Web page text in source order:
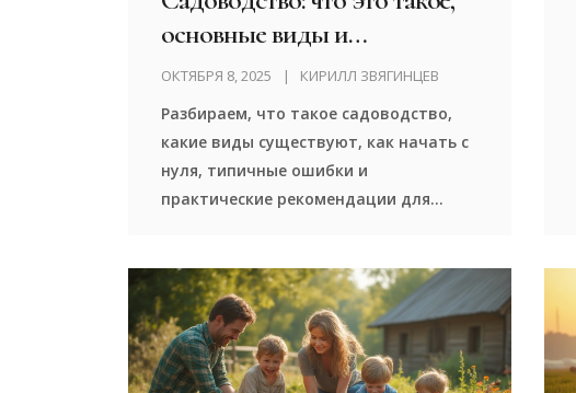
основные виды и
практические советы
ОКТЯБРЯ 8, 2025 КИРИЛЛ ЗВЯГИНЦЕВ
Разбираем, что такое садоводство,
какие виды существуют, как начать с
нуля, типичные ошибки и
практические рекомендации для